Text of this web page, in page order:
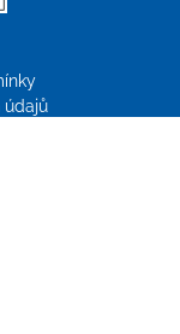
údajů